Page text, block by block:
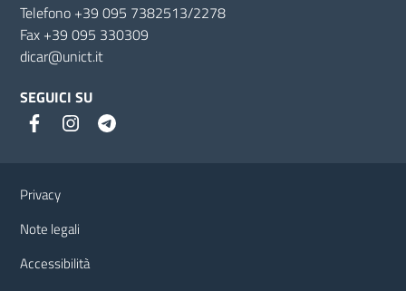
Telefono +39 095 7382513/2278
Fax +39 095 330309
dicar@unict.it
SEGUICI SU
Privacy
Note legali
Accessibilità